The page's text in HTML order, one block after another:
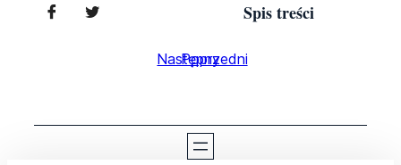
Spis treści
Poprzedni
Następny